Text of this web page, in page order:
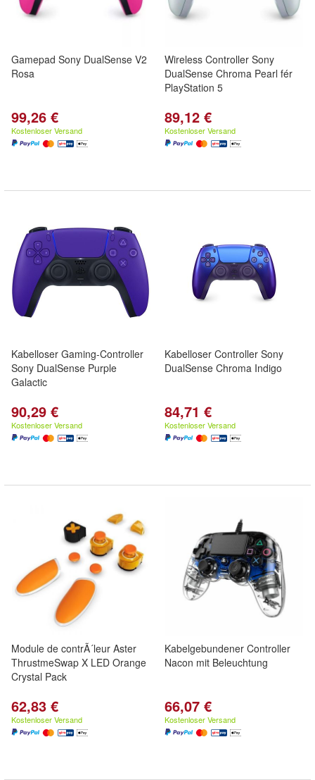
Gamepad Sony DualSense V2
Rosa
99,26 €
Kostenloser Versand
Wireless Controller Sony
DualSense Chroma Pearl fér
PlayStation 5
89,12 €
Kostenloser Versand
Kabelloser Gaming-Controller
Sony DualSense Purple
Galactic
90,29 €
Kostenloser Versand
Kabelloser Controller Sony
DualSense Chroma Indigo
84,71 €
Kostenloser Versand
Module de contrÃ´leur Aster
ThrustmeSwap X LED Orange
Crystal Pack
62,83 €
Kostenloser Versand
Kabelgebundener Controller
Nacon mit Beleuchtung
66,07 €
Kostenloser Versand